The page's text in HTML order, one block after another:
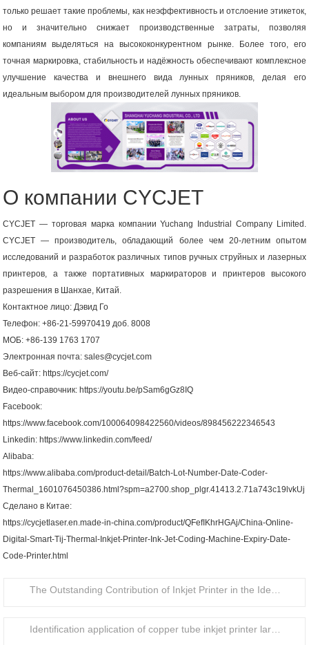
только решает такие проблемы, как неэффективность и отслоение этикеток,
но и значительно снижает производственные затраты, позволяя
компаниям выделяться на высококонкурентном рынке. Более того, его
точная маркировка, стабильность и надёжность обеспечивают комплексное
улучшение качества и внешнего вида лунных пряников, делая его
идеальным выбором для производителей лунных пряников.
О компании CYCJET
CYCJET — торговая марка компании Yuchang Industrial Company Limited.
CYCJET — производитель, обладающий более чем 20-летним опытом
исследований и разработок различных типов ручных струйных и лазерных
принтеров, а также портативных маркираторов и принтеров высокого
разрешения в Шанхае, Китай.
Контактное лицо: Дэвид Го
Телефон: +86-21-59970419 доб. 8008
МОБ: +86-139 1763 1707
Электронная почта: sales@cycjet.com
Веб-сайт: https://cycjet.com/
Видео-справочник: https://youtu.be/pSam6gGz8IQ
Facebook:
https://www.facebook.com/100064098422560/videos/898456222346543
Linkedin: https://www.linkedin.com/feed/
Alibaba:
https://www.alibaba.com/product-detail/Batch-Lot-Number-Date-Coder-
Thermal_1601076450386.html?spm=a2700.shop_plgr.41413.2.71a743c19lvkUj
Сделано в Китае:
https://cycjetlaser.en.made-in-china.com/product/QFefIKhrHGAj/China-Online-
Digital-Smart-Tij-Thermal-Inkjet-Printer-Ink-Jet-Coding-Machine-Expiry-Date-
Code-Printer.html
Identification application of copper tube inkjet printer large character handheld inkjet printer